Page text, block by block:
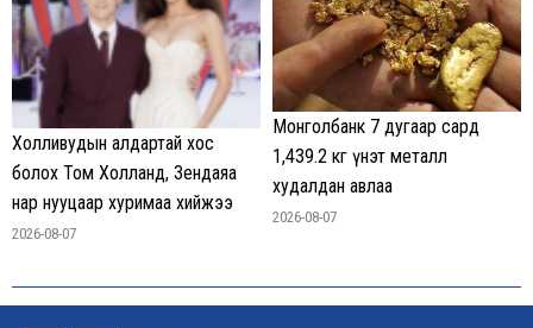
Холливудын алдартай хос
болох Том Холланд, Зендаяа
нар нууцаар хуримаа хийжээ
2026-08-07
Монголбанк 7 дугаар сард
1,439.2 кг үнэт металл
худалдан авлаа
2026-08-07